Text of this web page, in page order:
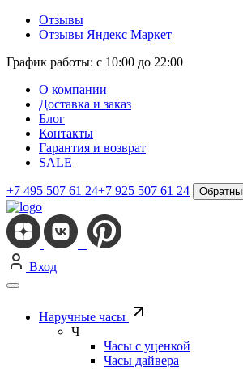
Отзывы
Отзывы Яндекс Маркет
График работы: с 10:00 до 22:00
О компании
Доставка и заказ
Блог
Контакты
Гарантия и возврат
SALE
+7 495 507 61 24+7 925 507 61 24
Вход
Наручные часы
Ч
Часы с уценкой
Часы дайвера